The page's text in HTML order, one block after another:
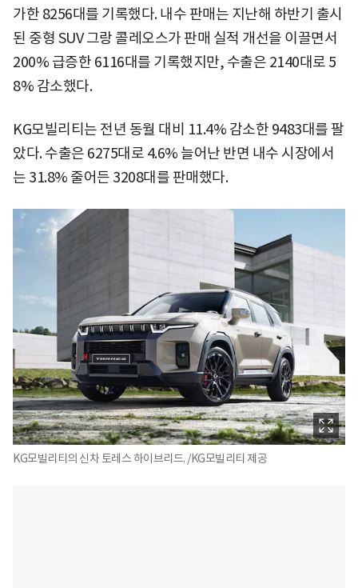
가한 8256대를 기록했다. 내수 판매는 지난해 하반기 출시
된 중형 SUV 그랑 콜레오스가 판매 실적 개선을 이끌면서
200% 급증한 6116대를 기록했지만, 수출은 2140대로 5
8% 감소했다.
KG모빌리티는 전년 동월 대비 11.4% 감소한 9483대를 팔
았다. 수출은 6275대로 4.6% 늘어난 반면 내수 시장에서
는 31.8% 줄어든 3208대를 판매했다.
KG모빌리티의 신차 토레스 하이브리드. /KG모빌리티 제공